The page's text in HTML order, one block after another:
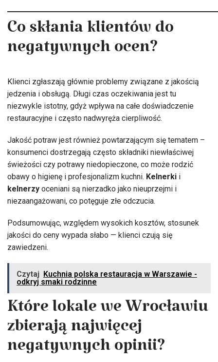
Co skłania klientów do
negatywnych ocen?
Klienci zgłaszają głównie problemy związane z jakością
jedzenia i obsługą. Długi czas oczekiwania jest tu
niezwykle istotny, gdyż wpływa na całe doświadczenie
restauracyjne i często nadwyręża cierpliwość.
Jakość potraw jest również powtarzającym się tematem –
konsumenci dostrzegają często składniki niewłaściwej
świeżości czy potrawy niedopieczone, co może rodzić
obawy o higienę i profesjonalizm kuchni. Kelnerki i
kelnerzy oceniani są nierzadko jako nieuprzejmi i
niezaangażowani, co potęguje złe odczucia.
Podsumowując, względem wysokich kosztów, stosunek
jakości do ceny wypada słabo — klienci czują się
zawiedzeni.
Czytaj Kuchnia polska restauracja w Warszawie -
odkryj smaki rodzinne
Które lokale we Wrocławiu
zbierają najwięcej
negatywnych opinii?